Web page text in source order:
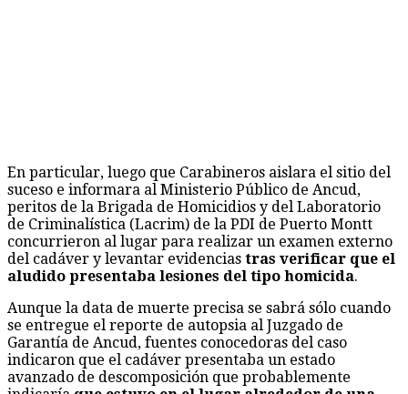
En particular, luego que Carabineros aislara el sitio del
suceso e informara al Ministerio Público de Ancud,
peritos de la Brigada de Homicidios y del Laboratorio
de Criminalística (Lacrim) de la PDI de Puerto Montt
concurrieron al lugar para realizar un examen externo
del cadáver y levantar evidencias tras verificar que el
aludido presentaba lesiones del tipo homicida.
Aunque la data de muerte precisa se sabrá sólo cuando
se entregue el reporte de autopsia al Juzgado de
Garantía de Ancud, fuentes conocedoras del caso
indicaron que el cadáver presentaba un estado
avanzado de descomposición que probablemente